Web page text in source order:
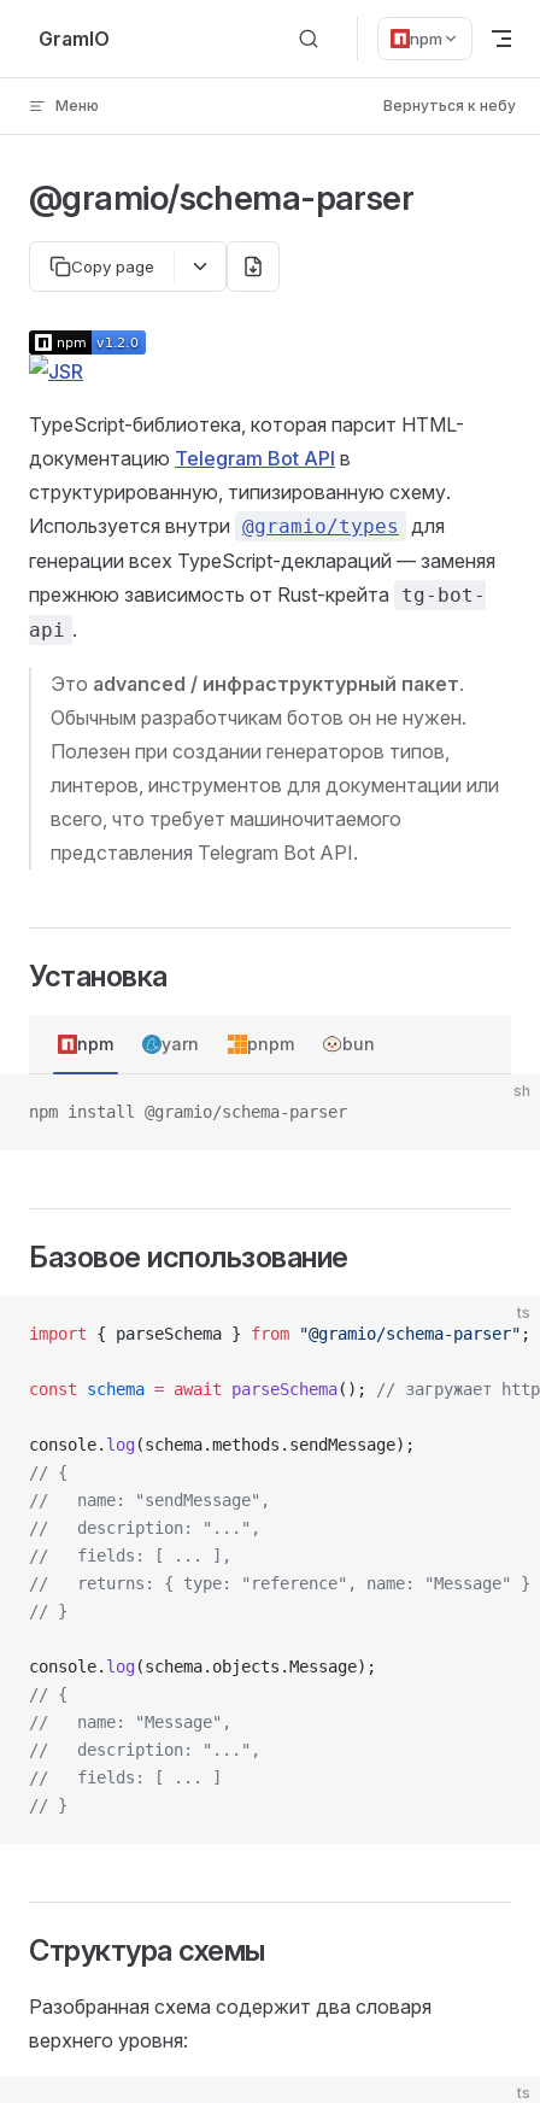
Skip to content
GramIO npm
Меню Вернуться к небу
@gramio/schema-parser
Copy page
TypeScript-библиотека, которая парсит HTML-
документацию Telegram Bot API в
структурированную, типизированную схему.
Используется внутри @gramio/types
для
генерации всех TypeScript-деклараций — заменяя
прежнюю зависимость от Rust-крейта
tg-bot-
api .
Это advanced / инфраструктурный пакет.
Обычным разработчикам ботов он не нужен.
Полезен при создании генераторов типов,
линтеров, инструментов для документации или
всего, что требует машиночитаемого
представления Telegram Bot API.
Установка
npm yarn pnpm bun
sh
npm install @gramio/schema-parser
Базовое использование
ts
import { parseSchema } from "@gramio/schema-parser" ;
const schema = await parseSchema(); // загружает
console. log (schema.methods.sendMessage);
// {
//   name: "sendMessage",
//   description: "...",
//   fields: [ ... ],
//   returns: { type: "reference", name: "Message" }
// }
console. log (schema.objects.Message);
// {
//   name: "Message",
//   description: "...",
//   fields: [ ... ]
// }
Структура схемы
Разобранная схема содержит два словаря
верхнего уровня:
ts